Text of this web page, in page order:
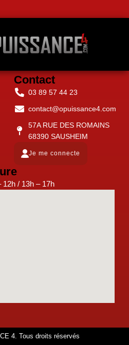
Contact
03 89 57 44 23
contact@opuissance4.com
57A RUE DES ROMAINS
68390 SAUSHEIM
Je me connecte
12h / 13h – 17h
4. Tous droits réservés